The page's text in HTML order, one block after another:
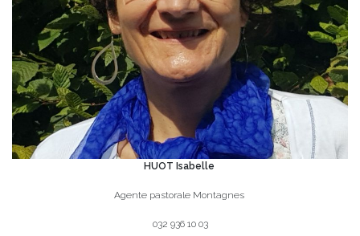
HUOT Isabelle
Agente pastorale Montagnes
032 936 10 03